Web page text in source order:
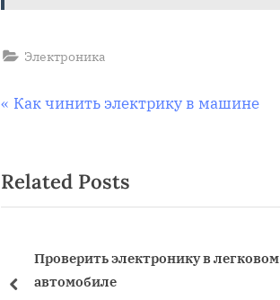
Электроника
Навигация
записям
P
v
i
s
Как чинить электрику в машине
Related Posts
Проверить электронику в легковом
автомобиле
prev